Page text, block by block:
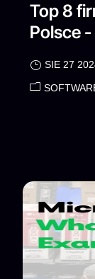
Top 8
Polsce
SIE 27